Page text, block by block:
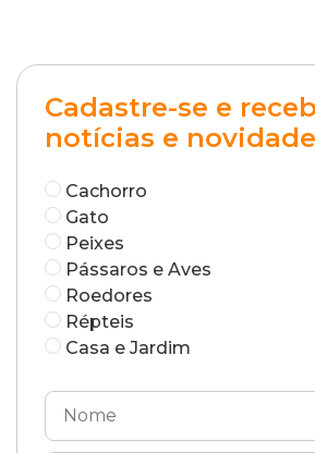
Cadastre-se e
notícias e
Cachorro
Gato
Peixes
Pássaros e Aves
Roedores
Répteis
Casa e Jardim